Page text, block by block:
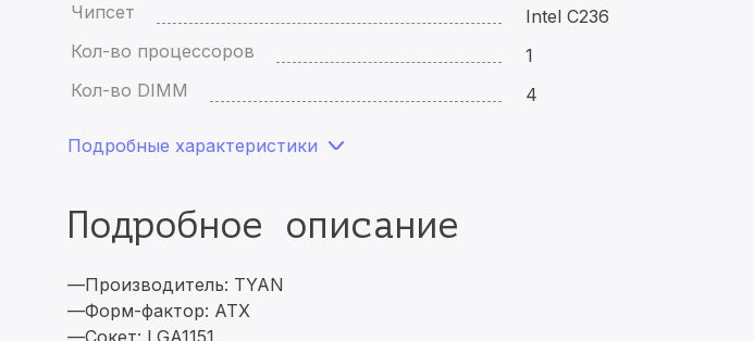
Чипсет
Intel C236
Кол-во процессоров
1
Кол-во DIMM
4
Подробные характеристики
Подробное описание
—Производитель: TYAN
—Форм-фактор: ATX
—Сокет: LGA1151